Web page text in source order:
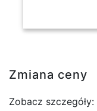
Zmiana ceny
Zobacz szczegóły: